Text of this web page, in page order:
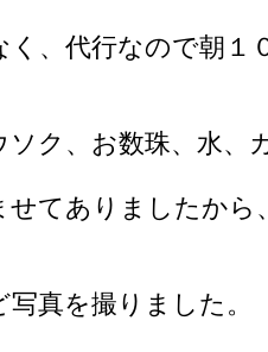
く、代行なので朝１
ソク、お数珠、水、
せてありましたから
真を撮りました。